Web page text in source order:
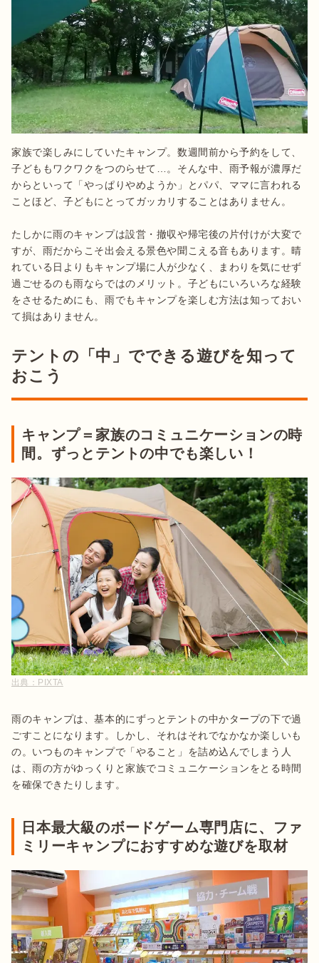
家族で楽しみにしていたキャンプ。数週間前から予約をして、
子どももワクワクをつのらせて…。そんな中、雨予報が濃厚だ
からといって「やっぱりやめようか」とパパ、ママに言われる
ことほど、子どもにとってガッカリすることはありません。
たしかに雨のキャンプは設営・撤収や帰宅後の片付けが大変で
すが、雨だからこそ出会える景色や聞こえる音もあります。晴
れている日よりもキャンプ場に人が少なく、まわりを気にせず
過ごせるのも雨ならではのメリット。子どもにいろいろな経験
をさせるためにも、雨でもキャンプを楽しむ方法は知っておい
て損はありません。
テントの「中」でできる遊びを知って
おこう
キャンプ＝家族のコミュニケーションの時
間。ずっとテントの中でも楽しい！
出典： PIXTA
雨のキャンプは、基本的にずっとテントの中かタープの下で過
ごすことになります。しかし、それはそれでなかなか楽しいも
の。いつものキャンプで「やること」を詰め込んでしまう人
は、雨の方がゆっくりと家族でコミュニケーションをとる時間
を確保できたりします。
日本最大級のボードゲーム専門店に、ファ
ミリーキャンプにおすすめな遊びを取材